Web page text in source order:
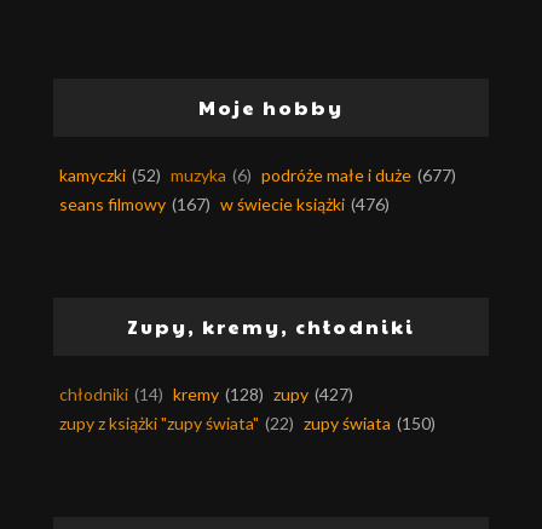
Moje hobby
kamyczki (52) muzyka (6) podróże małe i duże (677)
seans filmowy (167) w świecie książki (476)
Zupy, kremy, chłodniki
chłodniki (14) kremy (128) zupy (427)
zupy z książki "zupy świata" (22) zupy świata (150)